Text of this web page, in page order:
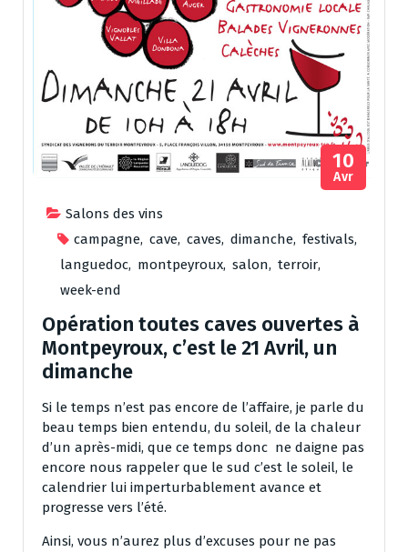
Salons des vins
campagne, cave, caves, dimanche, festivals,
languedoc, montpeyroux, salon, terroir,
week-end
10
Avr
Opération toutes caves ouvertes à
Montpeyroux, c’est le 21 Avril, un
dimanche
Si le temps n’est pas encore de l’affaire, je parle du
beau temps bien entendu, du soleil, de la chaleur
d’un après-midi, que ce temps donc ne daigne pas
encore nous rappeler que le sud c’est le soleil, le
calendrier lui imperturbablement avance et
progresse vers l’été.
Ainsi, vous n’aurez plus d’excuses pour ne pas